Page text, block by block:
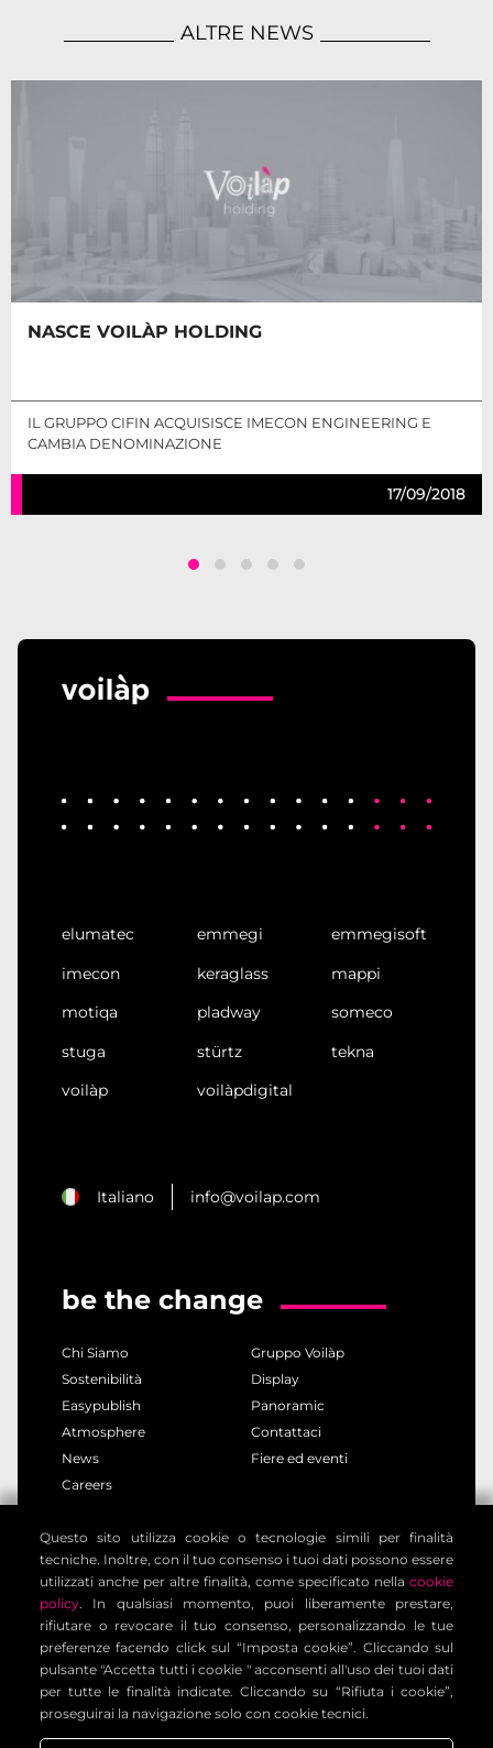
ALTRE NEWS
NASCE VOILÀP HOLDING
IL GRUPPO CIFIN ACQUISISCE IMECON ENGINEERING E
CAMBIA DENOMINAZIONE
17/09/2018
elumatec emmegi
emmegisoft
imecon
keraglass
mappi
motiqa
pladway
someco
stuga
stürtz
tekna
voilàp
voilàpdigital
Italiano info@voilap.com
be the change
Chi Siamo
Gruppo Voilàp
Sostenibilità
Display
Easypublish
Panoramic
Atmosphere
Contattaci
News
Fiere ed eventi
Careers
privacy policy
cookie policy
note legali
informativa clienti
informativa contatti
condizioni generali
impostazione cookies
Voilàp Digital S.r.l. - Via Archimede, 10 - 41019 Limidi di
Soliera (MO) - ITALY - C.F - P.IVA 03556220360
Questo sito utilizza cookie o tecnologie simili per finalità
tecniche. Inoltre, con il tuo consenso i tuoi dati possono essere
utilizzati anche per altre finalità, come specificato nella cookie
policy. In qualsiasi momento, puoi liberamente prestare,
rifiutare o revocare il tuo consenso, personalizzando le tue
preferenze facendo click sul “Imposta cookie”. Cliccando sul
pulsante "Accetta tutti i cookie " acconsenti all'uso dei tuoi dati
per tutte le finalità indicate. Cliccando su “Rifiuta i cookie”,
proseguirai la navigazione solo con cookie tecnici.